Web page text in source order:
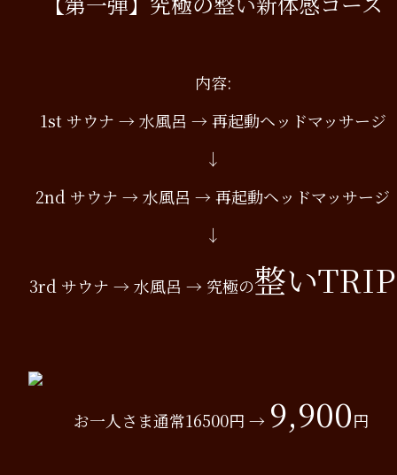
内容:
1st サウナ → 水風呂 → 再起動ヘッドマッサージ
↓
2nd サウナ → 水風呂 → 再起動ヘッドマッサージ
↓
3rd サウナ → 水風呂 → 究極の整いTRIP
お一人さま通常16500円 → 9,900円